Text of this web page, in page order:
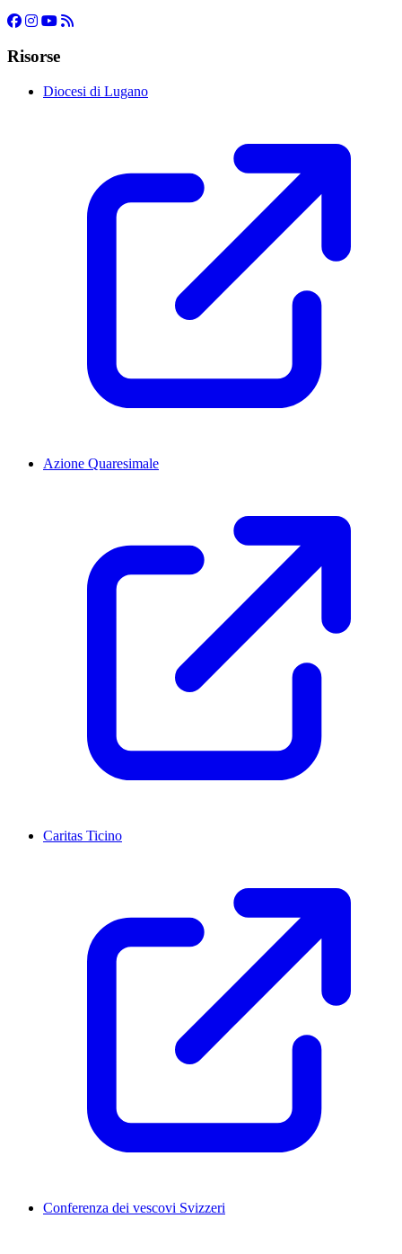
Risorse
Diocesi di Lugano
Azione Quaresimale
Caritas Ticino
Conferenza dei vescovi Svizzeri